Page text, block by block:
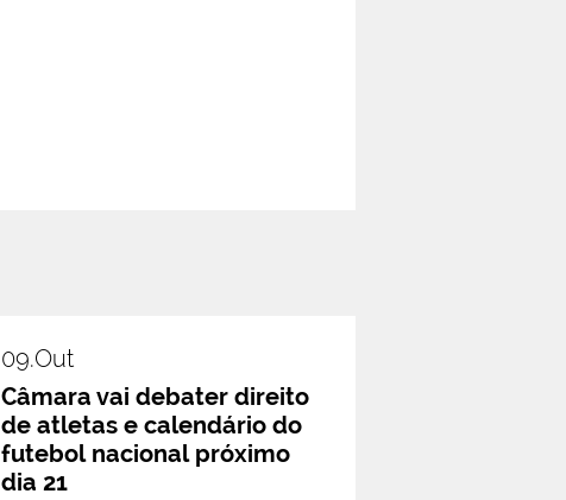
09.out
Câmara vai debater direito
de atletas e calendário do
futebol nacional próximo
dia 21